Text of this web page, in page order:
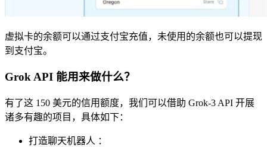
虚拟卡的余额可以通过支付宝充值，未使用的余额也可以提现
到支付宝。
Grok API 能用来做什么？
有了这 150 美元的信用额度，我们可以借助 Grok-3 API 开展
诸多有趣的项目，具体如下：
打造聊天机器人 ：